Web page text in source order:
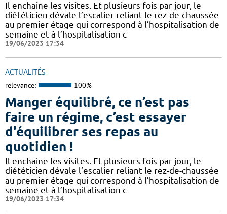
Il enchaine les visites. Et plusieurs fois par jour, le
diététicien dévale l’escalier reliant le rez-de-chaussée
au premier étage qui correspond à l’hospitalisation de
semaine et à l’hospitalisation c
19/06/2023 17:34
ACTUALITÉS
relevance: 100%
Manger équilibré, ce n’est pas
faire un régime, c’est essayer
d'équilibrer ses repas au
quotidien !
Il enchaine les visites. Et plusieurs fois par jour, le
diététicien dévale l’escalier reliant le rez-de-chaussée
au premier étage qui correspond à l’hospitalisation de
semaine et à l’hospitalisation c
19/06/2023 17:34